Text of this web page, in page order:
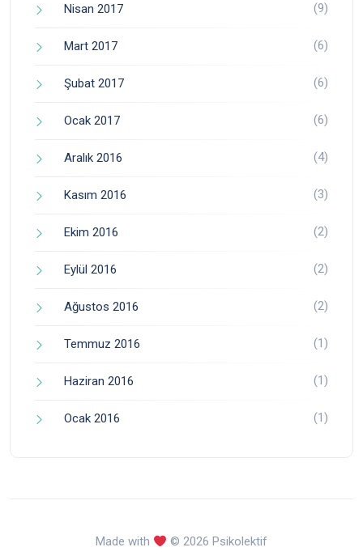
Nisan 2017 (9)
Mart 2017 (6)
Şubat 2017 (6)
Ocak 2017 (6)
Aralık 2016 (4)
Kasım 2016 (3)
Ekim 2016 (2)
Eylül 2016 (2)
Ağustos 2016 (2)
Temmuz 2016 (1)
Haziran 2016 (1)
Ocak 2016 (1)
Made with © 2026 Psikolektif